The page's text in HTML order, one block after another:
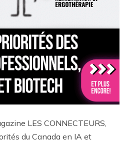
LES CONNECTEURS,
du Canada en IA et